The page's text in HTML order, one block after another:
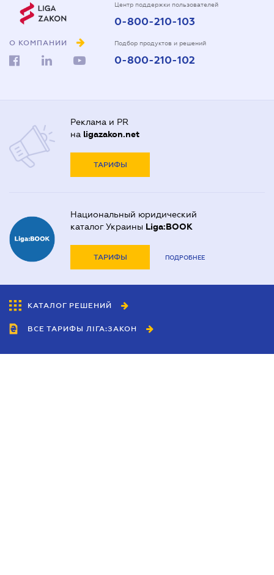
О КОМПАНИИ
Центр поддержки пользователей
0-800-210-103
Подбор продуктов и решений
0-800-210-102
Реклама и PR
на ligazakon.net
ТАРИФЫ
Национальный юридический
каталог Украины Liga:BOOK
ТАРИФЫ ПОДРОБНЕЕ
КАТАЛОГ РЕШЕНИЙ
ВСЕ ТАРИФЫ ЛІГА:ЗАКОН